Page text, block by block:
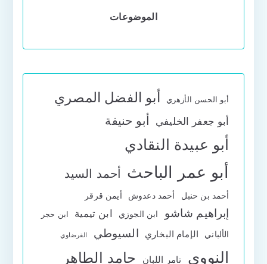
الموضوعات
أبو الحسن الأزهري أبو الفضل المصري
أبو جعفر الخليفي أبو حنيفة
أبو عبيدة النقادي
أبو عمر الباحث أحمد السيد
أحمد بن حنبل أحمد دعدوش أيمن قرقر
إبراهيم شاشو ابن الجوزي ابن تيمية ابن حجر
الألباني الإمام البخاري السيوطي القرضاوي
النووي تامر اللبان حامد الطاهر